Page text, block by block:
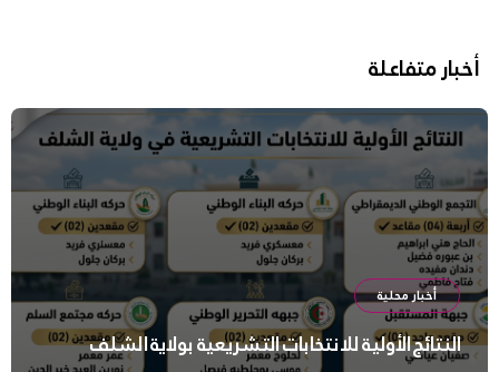
أخبار متفاعلة
أخبار محلية
النتائج الأولية للانتخابات التشريعية بولاية الشلف